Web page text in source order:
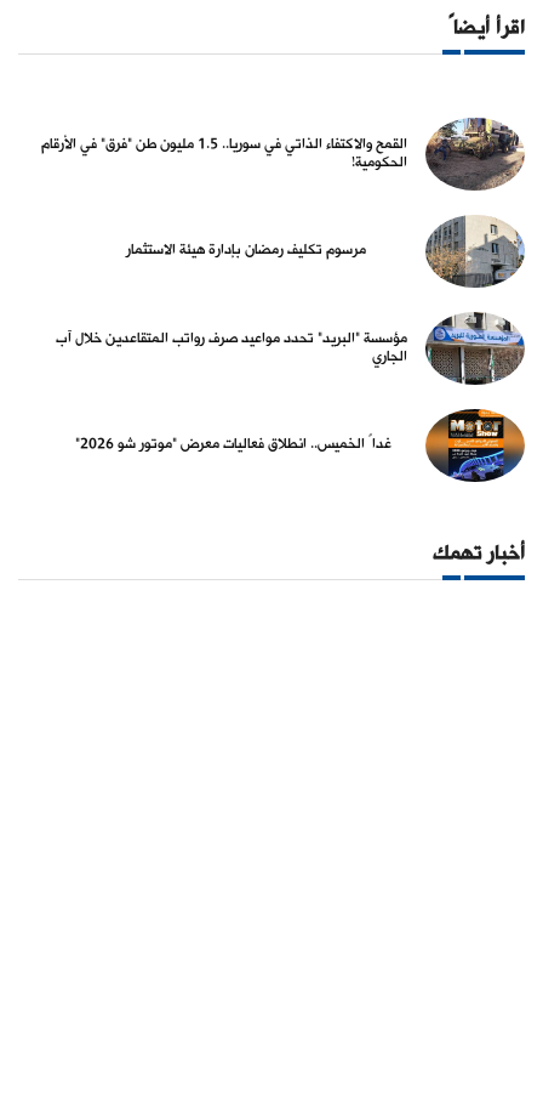
اقرأ أيضاً
القمح والاكتفاء الذاتي في سوريا.. 1.5 مليون طن "فرق" في الأرقام
الحكومية!
مرسوم تكليف رمضان بإدارة هيئة الاستثمار
مؤسسة "البريد" تحدد مواعيد صرف رواتب المتقاعدين خلال آب
الجاري
غداً الخميس.. انطلاق فعاليات معرض "موتور شو 2026"
أخبار تهمك